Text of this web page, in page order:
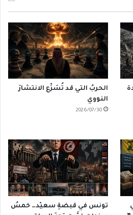
الحربُ التي قد تُسَرِّع الانتشارَ
النووي
2026/07/30
تونس في قبضةِ سعيّد… خمسُ